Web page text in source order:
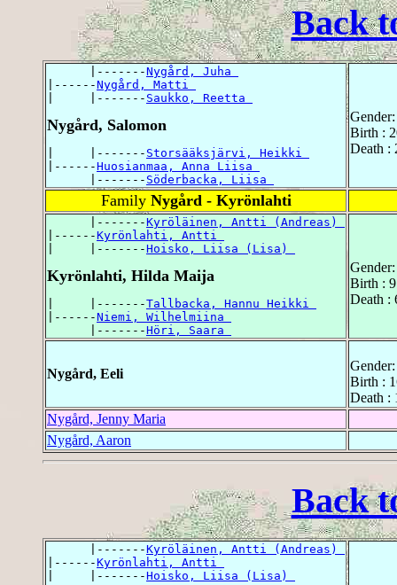
Back
      |-------
Nygård, Juha
|------Nygård, Matti
|     |------- Saukko, Reetta
Nygård, Salomon
|     |------- Storsääksjärvi, Heikki
|------Huosianmaa, Anna Liisa
      |-------
Söderbacka, Liisa
Birth :
Death :
Family Nygård - Kyrönlahti
      |-------
Kyröläinen, Antti (Andreas)
|------Kyrönlahti, Antti
|     |-------Hoisko, Liisa (Lisa)
Kyrönlahti, Hilda Maija
|     |-------Tallbacka, Hannu Heikki
|------Niemi, Wilhelmiina
      |-------
Höri, Saara
Birth :
Death :
Nygård, Eeli
Birth :
Death :
Nygård, Jenny Maria
Nygård, Aaron
Back
      |-------
Kyröläinen, Antti (Andreas)
|------Kyrönlahti, Antti
|     |-------Hoisko, Liisa (Lisa)